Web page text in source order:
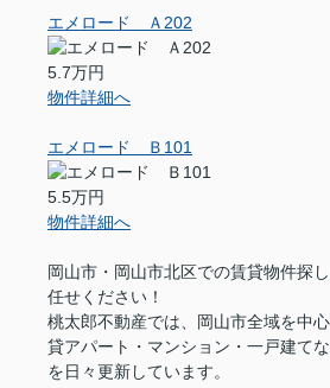
エメロード Ａ202
5.7万円
物件詳細へ
エメロード Ｂ101
5.5万円
物件詳細へ
岡山市・岡山市北区での賃貸物件探
任せください！
桃太郎不動産では、岡山市全域を中
貸アパート・マンション・一戸建て
を日々更新しています。